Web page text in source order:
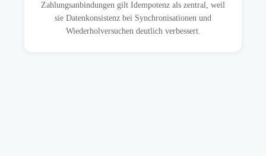
Zahlungsanbindungen gilt Idempotenz als zentral, weil
sie Datenkonsistenz bei Synchronisationen und
Wiederholversuchen deutlich verbessert.